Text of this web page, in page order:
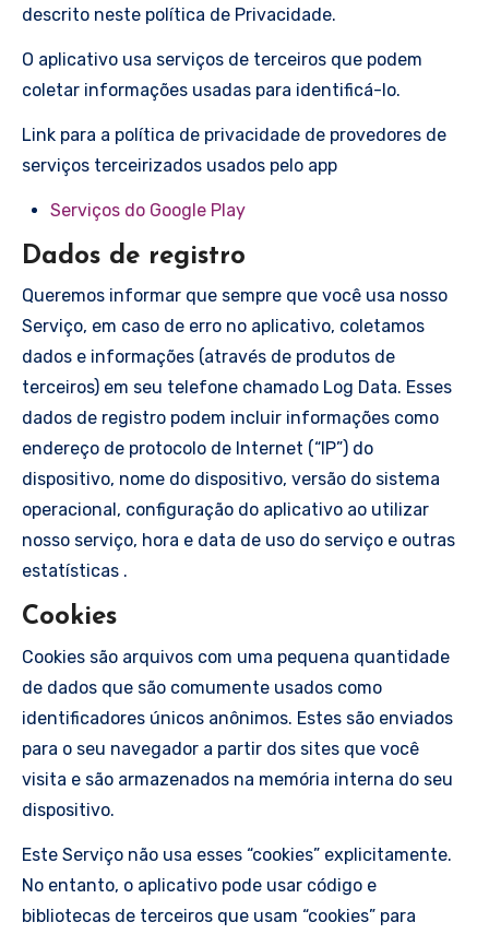
descrito neste política de Privacidade.
O aplicativo usa serviços de terceiros que podem
coletar informações usadas para identificá-lo.
Link para a política de privacidade de provedores de
serviços terceirizados usados pelo app
Serviços do Google Play
Dados de registro
Queremos informar que sempre que você usa nosso
Serviço, em caso de erro no aplicativo, coletamos
dados e informações (através de produtos de
terceiros) em seu telefone chamado Log Data. Esses
dados de registro podem incluir informações como
endereço de protocolo de Internet (“IP”) do
dispositivo, nome do dispositivo, versão do sistema
operacional, configuração do aplicativo ao utilizar
nosso serviço, hora e data de uso do serviço e outras
estatísticas .
Cookies
Cookies são arquivos com uma pequena quantidade
de dados que são comumente usados como
identificadores únicos anônimos. Estes são enviados
para o seu navegador a partir dos sites que você
visita e são armazenados na memória interna do seu
dispositivo.
Este Serviço não usa esses “cookies” explicitamente.
No entanto, o aplicativo pode usar código e
bibliotecas de terceiros que usam “cookies” para